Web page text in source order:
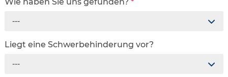
---
Liegt eine Schwerbehinderung vor?
---